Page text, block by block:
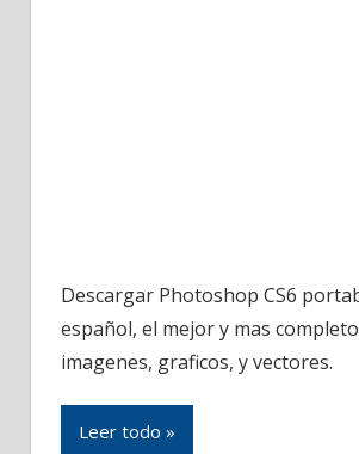
Descargar Photoshop CS6
español, el mejor y mas
imagenes, graficos, y vectores.
Leer todo »